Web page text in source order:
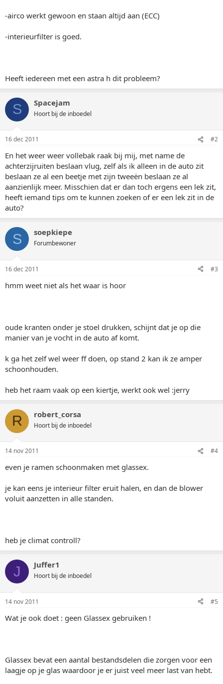
-airco werkt gewoon en staan altijd aan (ECC)
-interieurfilter is goed.
Heeft iedereen met een astra h dit probleem?
S Spacejam
Hoort bij de inboedel
16 dec 2011 #2
En het weer weer vollebak raak bij mij, met name de
achterzijruiten beslaan vlug, zelf als ik alleen in de auto zit
beslaan ze al een beetje met zijn tweeën beslaan ze al
aanzienlijk meer. Misschien dat er dan toch ergens een lek zit,
heeft iemand tips om te kunnen zoeken of er een lek zit in de
auto?
S soepkiepe
Forumbewoner
16 dec 2011 #3
hmm weet niet als het waar is hoor
oude kranten onder je stoel drukken, schijnt dat je op die
manier van je vocht in de auto af komt.
k ga het zelf wel weer ff doen, op stand 2 kan ik ze amper
schoonhouden.
heb het raam vaak op een kiertje, werkt ook wel :jerry
R robert_corsa
Hoort bij de inboedel
14 nov 2011 #4
even je ramen schoonmaken met glassex.
je kan eens je interieur filter eruit halen, en dan de blower
voluit aanzetten in alle standen.
heb je climat controll?
J Juffer1
Hoort bij de inboedel
14 nov 2011 #5
Wat je ook doet : geen Glassex gebruiken !
Glassex bevat een aantal bestandsdelen die zorgen voor een
laagje op je glas waardoor je er juist veel meer last van hebt.